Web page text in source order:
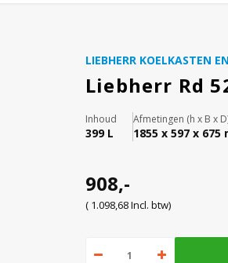
LIEBHERR KOELKASTEN
Liebherr Rd
Inhoud
399 L
Afmetingen (h x B x
1855 x 597 x 675
908,-
( 1.098,68 Incl. btw)